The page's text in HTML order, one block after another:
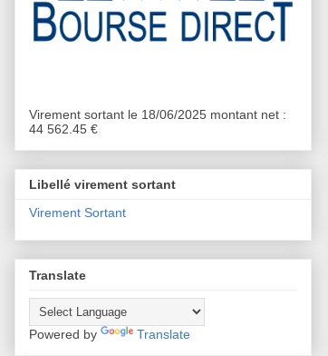
Virement sortant le 18/06/2025 montant net :
44 562.45 €
Libellé virement sortant
Virement Sortant
Translate
Powered by Translate